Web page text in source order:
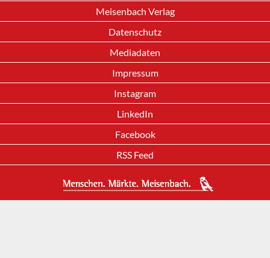
Meisenbach Verlag
Datenschutz
Mediadaten
Impressum
Instagram
LinkedIn
Facebook
RSS Feed